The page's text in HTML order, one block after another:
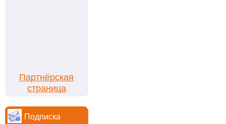
Партнёрская
страница
Подписка